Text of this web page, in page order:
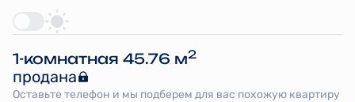
1-комнатная 45.76 м2
продана
Оставьте телефон и мы подберем для вас похожую квартиру